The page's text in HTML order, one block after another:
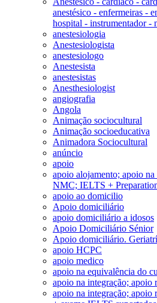
anestésico - enfermeiras -
hospital - instrumentador -
anestesiologia
Anestesiologista
anestesiologo
Anestesista
anestesistas
Anesthesiologist
angiografia
Angola
Animação sociocultural
Animação socioeducativa
Animadora Sociocultural
anúncio
apoio
apoio alojamento; apoio
NMC; IELTS +
apoio ao domicilio
Apoio domiciliário
apoio domiciliário a idosos
Apoio Domiciliário Sénior
Apoio domiciliário.
apoio HCPC
apoio medico
apoio na equivalência do
apoio na integração; apoio
apoio na integração;